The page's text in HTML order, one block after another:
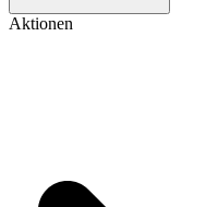
Aktionen